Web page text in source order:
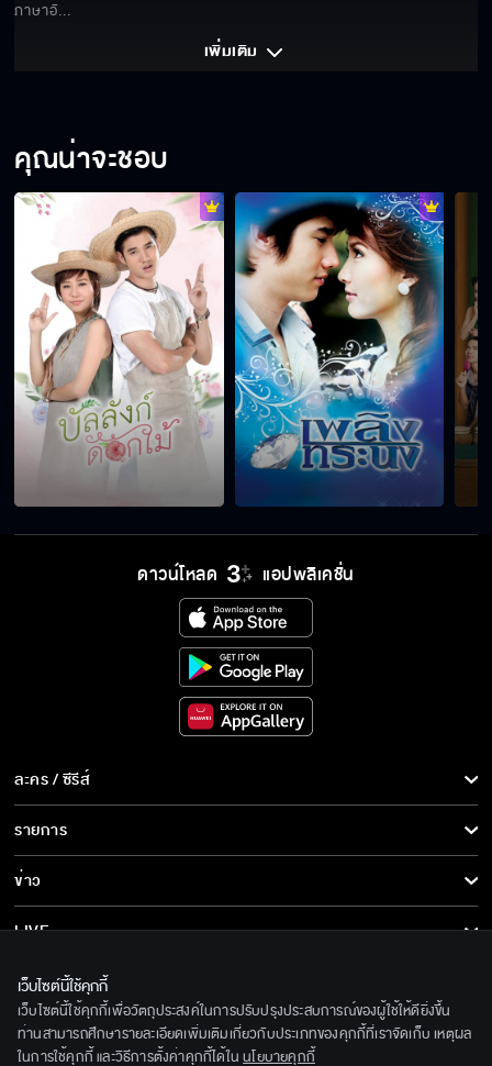
ภาษาอั...
เพิ่มเติม
คุณน่าจะชอบ
ดาวน์โหลด แอปพลิเคชั่น
ละคร / ซีรีส์
ละคร/ซีรีส์
ซีรีส์นานาชาติ
การ์ตูน & เกม
รายการ
รายการทั้งหมด
ข่าว
ข่าวทั้งหมด
ข่าวประชาสัมพันธ์
LIVE
เกี่ยวกับเรา
BEC World
รู้จักเรา
ติดตามเราได้ที่
เว็บไซต์นี้ใช้คุกกี้
เว็บไซต์นี้ใช้คุกกี้เพื่อวัตถุประสงค์ในการปรับปรุงประสบการณ์ของผู้ใช้ให้ดียิ่งขึ้น
ท่านสามารถศึกษารายละเอียดเพิ่มเติมเกี่ยวกับประเภทของคุกกี้ที่เราจัดเก็บ เหตุผล
ในการใช้คุกกี้ และวิธีการตั้งค่าคุกกี้ได้ใน นโยบายคุกกี้